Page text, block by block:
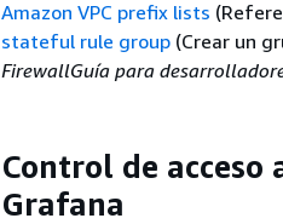
Amazon VPC prefix lists
stateful rule group (Crear un
FirewallGuía para
Control de acceso
Grafana